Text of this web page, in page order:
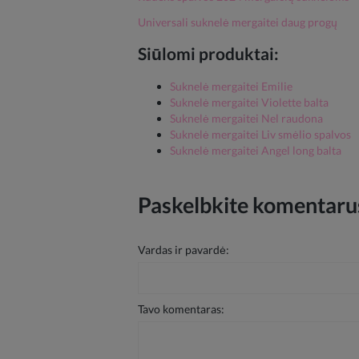
Universali suknelė mergaitei daug progų
Siūlomi produktai:
Suknelė mergaitei Emilie
Suknelė mergaitei Violette balta
Suknelė mergaitei Nel raudona
Suknelė mergaitei Liv smėlio spalvos
Suknelė mergaitei Angel long balta
Paskelbkite
Vardas ir pavardė:
Tavo komentaras: